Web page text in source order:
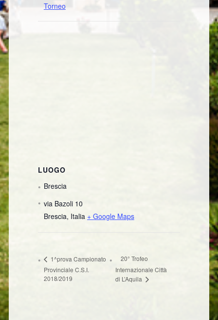
Torneo
LUOGO
Brescia
via Bazoli 10
Brescia, Italia + Google Maps
1^prova Campionato
Provinciale C.S.I.
2018/2019
20° Trofeo
Internazionale Città
di L’Aquila